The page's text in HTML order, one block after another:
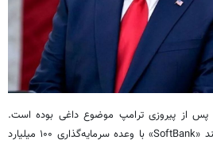
پس از پیروزی ترامپ موضوع داغی بوده است.
پیش‌ازاین، شرکت‌های دیگری مانند «SoftBank» با وعده سرمایه‌گذاری ۱۰۰ میلیارد